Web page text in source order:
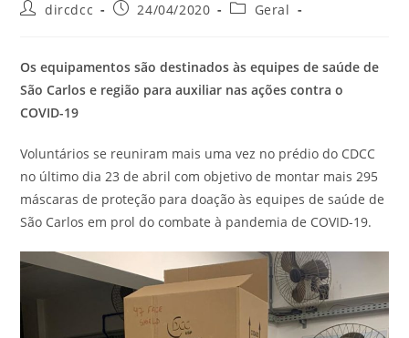
dircdcc 24/04/2020 Geral
Os equipamentos são destinados às equipes de saúde de
São Carlos e região para auxiliar nas ações contra o
COVID-19
Voluntários se reuniram mais uma vez no prédio do CDCC
no último dia 23 de abril com objetivo de montar mais 295
máscaras de proteção para doação às equipes de saúde de
São Carlos em prol do combate à pandemia de COVID-19.